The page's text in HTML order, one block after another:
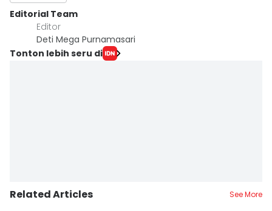
Editorial Team
Editor
Deti Mega Purnamasari
Tonton lebih seru di
Related Articles See More